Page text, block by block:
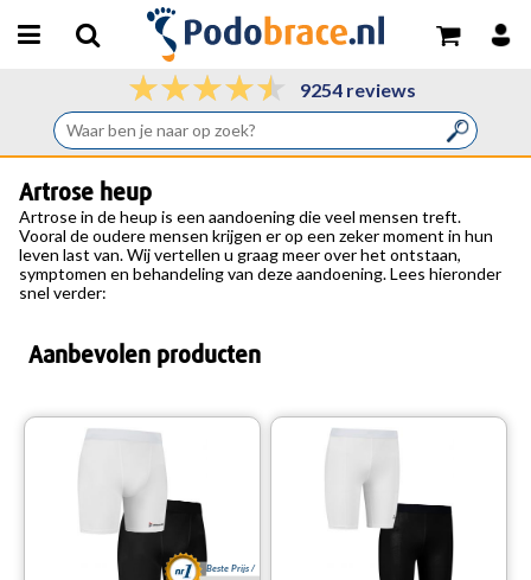
9254 reviews
Artrose heup
Artrose in de heup is een aandoening die veel mensen treft.
Vooral de oudere mensen krijgen er op een zeker moment in hun
leven last van. Wij vertellen u graag meer over het ontstaan,
symptomen en behandeling van deze aandoening. Lees hieronder
snel verder:
Aanbevolen producten
Beste Prijs /